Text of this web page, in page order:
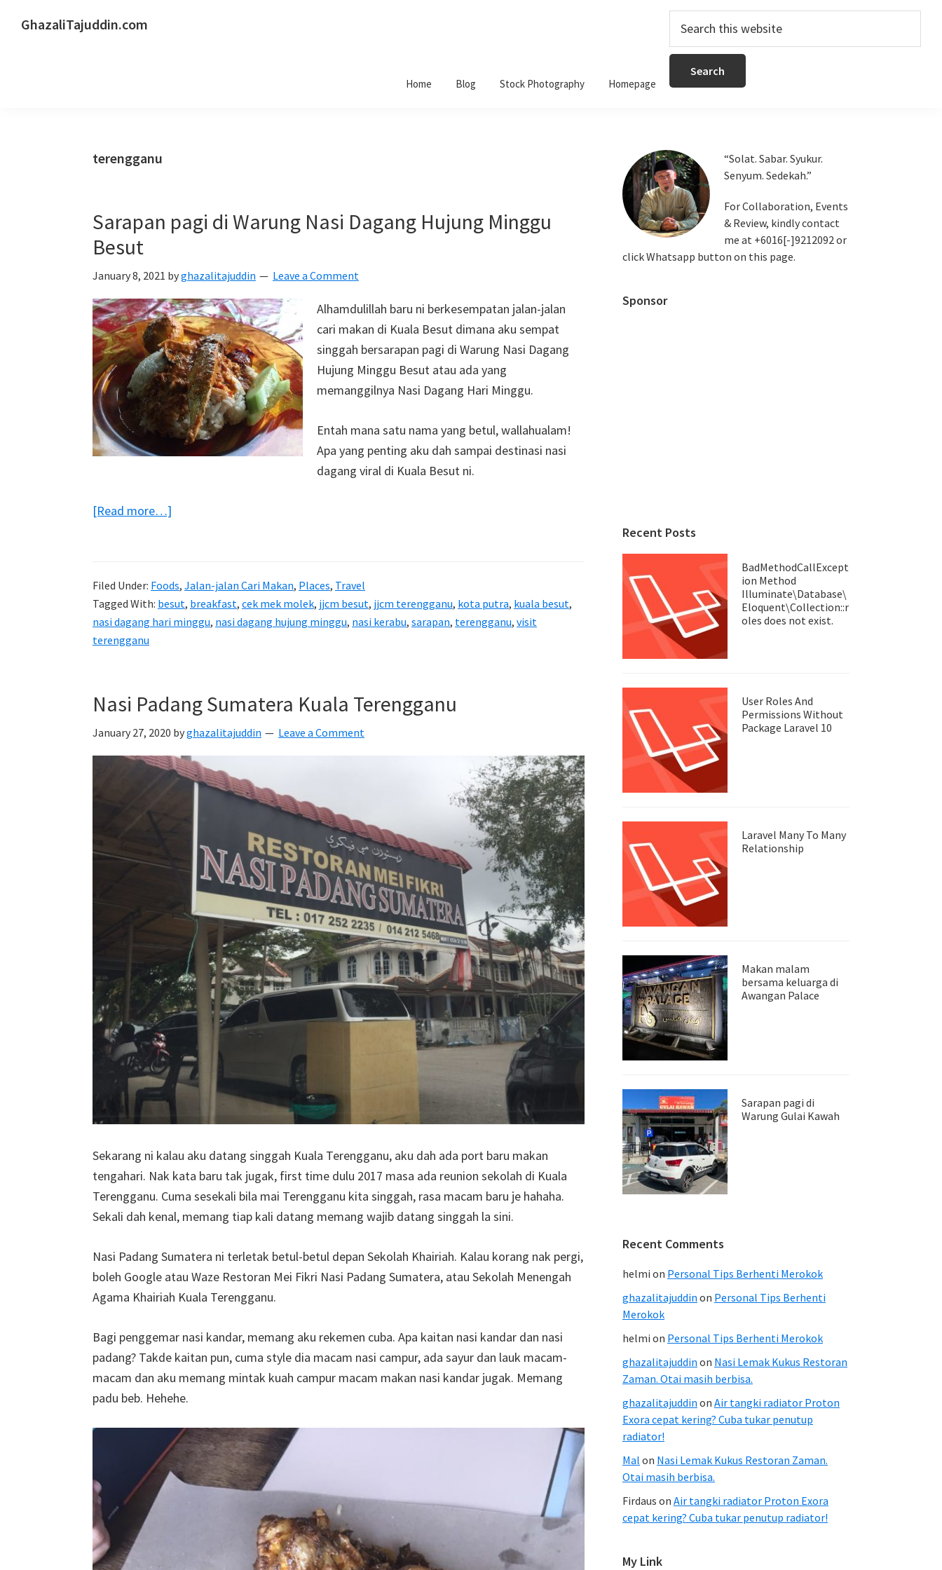
GhazaliTajuddin.com
Home Blog Stock Photography Homepage
Search
this
terengganu
Sarapan pagi di Warung Nasi Dagang Hujung Minggu
Besut
January 8, 2021 byghazalitajuddin Leave a Comment
Alhamdulillah baru ni berkesempatan jalan-jalan
cari makan di Kuala Besut dimana aku sempat
singgah bersarapan pagi di Warung Nasi Dagang
Hujung Minggu Besut atau ada yang
memanggilnya Nasi Dagang Hari Minggu.
Entah mana satu nama yang betul, wallahualam!
Apa yang penting aku dah sampai destinasi nasi
dagang viral di Kuala Besut ni.
[Read more…]
Warung
Nasi
Dagang
Filed Under: Foods, Jalan-jalan Cari Makan, Places, Travel
Tagged With: besut, breakfast, cek mek molek, jjcm besut, jjcm terengganu, kota putra, kuala besut,
nasi dagang hari minggu, nasi dagang hujung minggu, nasi kerabu, sarapan, terengganu, visit
terengganu
Nasi Padang Sumatera Kuala Terengganu
January 27, 2020 byghazalitajuddin Leave a Comment
Sekarang ni kalau aku datang singgah Kuala Terengganu, aku dah ada port baru makan
tengahari. Nak kata baru tak jugak, first time dulu 2017 masa ada reunion sekolah di Kuala
Terengganu. Cuma sesekali bila mai Terengganu kita singgah, rasa macam baru je hahaha.
Sekali dah kenal, memang tiap kali datang memang wajib datang singgah la sini.
Nasi Padang Sumatera ni terletak betul-betul depan Sekolah Khairiah. Kalau korang nak pergi,
boleh Google atau Waze Restoran Mei Fikri Nasi Padang Sumatera, atau Sekolah Menengah
Agama Khairiah Kuala Terengganu.
Bagi penggemar nasi kandar, memang aku rekemen cuba. Apa kaitan nasi kandar dan nasi
padang? Takde kaitan pun, cuma style dia macam nasi campur, ada sayur dan lauk macam-
macam dan aku memang mintak kuah campur macam makan nasi kandar jugak. Memang
padu beb. Hehehe.
Primary
Sidebar
“Solat. Sabar. Syukur.
Senyum. Sedekah.”
For Collaboration, Events
& Review, kindly contact
me at +6016[-]9212092 or
click Whatsapp button on this page.
Sponsor
Recent Posts
BadMethodCallExcept
ion Method
Illuminate\Database\
Eloquent\Collection::r
oles does not exist.
User Roles And
Permissions Without
Package Laravel 10
Laravel Many To Many
Relationship
Makan malam
bersama keluarga di
Awangan Palace
Sarapan pagi di
Warung Gulai Kawah
Recent Comments
helmi on Personal Tips Berhenti Merokok
ghazalitajuddin on Personal Tips Berhenti
Merokok
helmi on Personal Tips Berhenti Merokok
ghazalitajuddin on Nasi Lemak Kukus Restoran
Zaman. Otai masih berbisa.
ghazalitajuddin on Air tangki radiator Proton
Exora cepat kering? Cuba tukar penutup
radiator!
Mal on Nasi Lemak Kukus Restoran Zaman.
Otai masih berbisa.
Firdaus on Air tangki radiator Proton Exora
cepat kering? Cuba tukar penutup radiator!
My Link